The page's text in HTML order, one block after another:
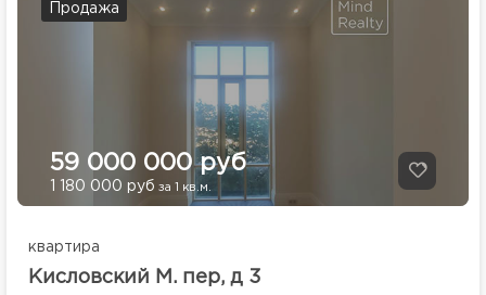
Продажа
59 000 000 руб
1 180 000 руб за 1 кв.м.
квартира
Кисловский М. пер, д 3